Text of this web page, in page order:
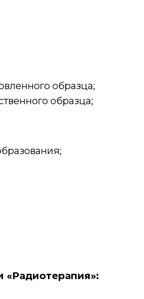
образца;
образца;
«Радиотерапия»: